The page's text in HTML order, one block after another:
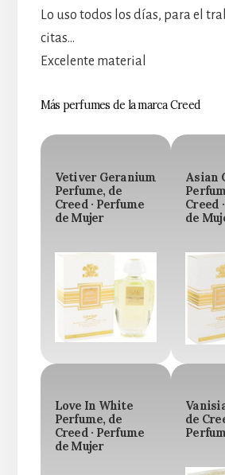
Lo uso todos los días, para el
citas…
Excelente material
Más perfumes de la marca Creed
Vetiver Geranium
Perfume, de
Creed · Perfume
de Mujer
Asian
Creed
de
Love In White
Perfume, de
Creed · Perfume
de Mujer
de